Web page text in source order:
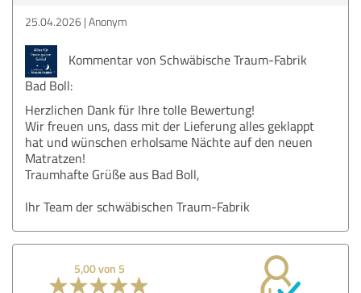
25.04.2026 Anonym
Kommentar von Schwäbische Traum-Fabrik
Bad Boll:
Herzlichen Dank für Ihre tolle Bewertung!
Wir freuen uns, dass mit der Lieferung alles geklappt
hat und wünschen erholsame Nächte auf den neuen
Matratzen!
Traumhafte Grüße aus Bad Boll,
Ihr Team der schwäbischen Traum-Fabrik
5,00 von 5